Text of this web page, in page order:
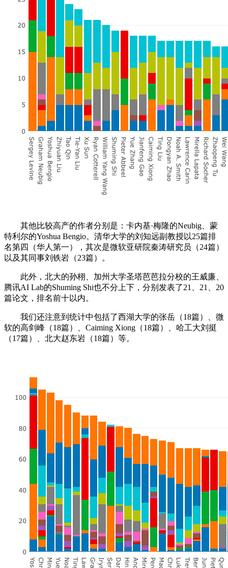
其他比较高产的作者分别是：卡内基·梅隆的Neubig、蒙
特利尔的Yoshua Bengio。清华大学的刘知远副教授以25篇排
名第四（华人第一），其次是微软亚研院秦涛研究员（24篇）
以及其同事刘铁岩（23篇）。
此外，北大的孙栩、加州大学圣塔芭芭拉分校的王威廉、
腾讯AI Lab的Shuming Shi也不分上下，分别发表了21、21、20
篇论文，排名前十以内。
我们还注意到统计中包括了西湖大学的张岳（18篇）、微
软的高剑峰（18篇）、Caiming Xiong（18篇）、哈工大刘挺
（17篇）、北大赵东岩（18篇）等。